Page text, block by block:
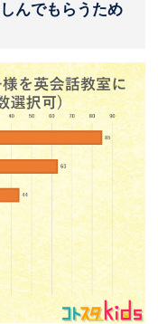
んでもらうため